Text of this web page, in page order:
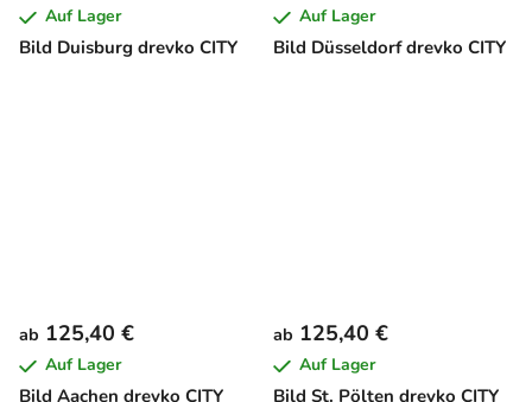
Bild Duisburg drevko CITY
Auf Lager
Bild Düsseldorf drevko CITY
Auf Lager
Bild Aachen drevko CITY
ab 125,40 €
Auf Lager
Bild St. Pölten drevko CITY
ab 125,40 €
Auf Lager